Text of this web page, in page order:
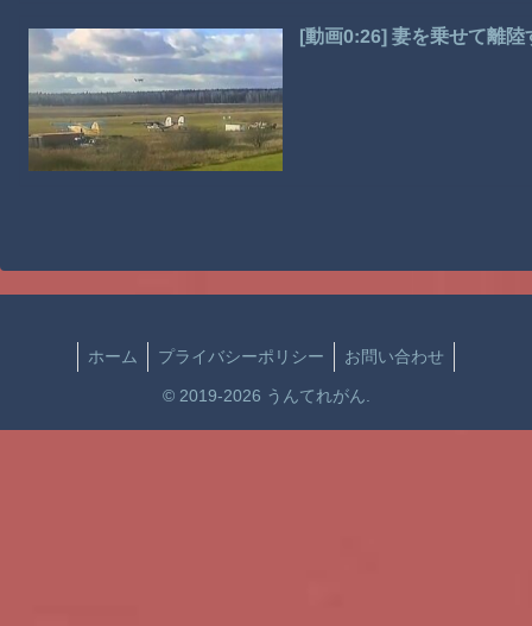
[動画0:26] 妻を乗せて離
ホーム プライバシーポリシー お問い合わせ
© 2019-2026 うんてれがん.